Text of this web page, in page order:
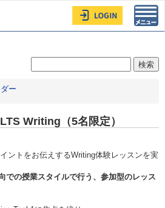
ー
Writing（5名限定）
ントをお伝えするWriting体験レッスンを実
での授業スタイルで行う、参加型のレッス